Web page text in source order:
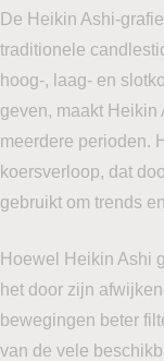
De Heikin Ashi-
traditionele
hoog-, laag- en
geven, maakt
meerdere perioden.
koersverloop, dat
gebruikt om trends
Hoewel Heikin Ashi
het door zijn
bewegingen beter
van de vele